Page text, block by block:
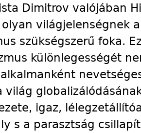
Dimitrov valójában
világjelenségnek
szükségszerű foka.
különlegességét
világ
igaz,
s a parasztság